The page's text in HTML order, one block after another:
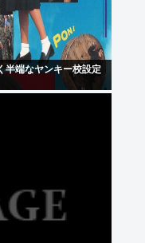
半端なヤンキー校設定